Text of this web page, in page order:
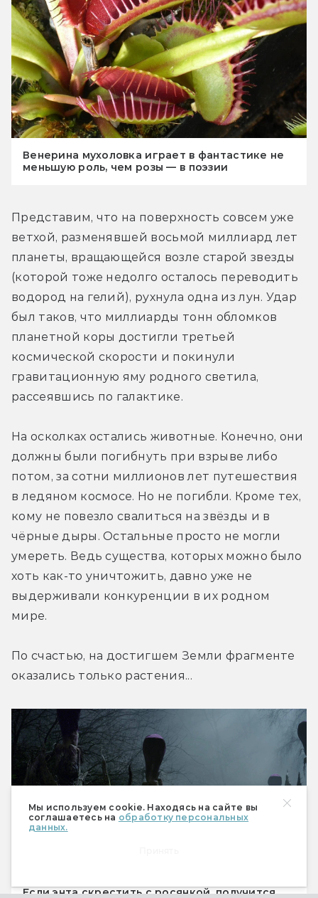
Мы используем cookie. Находясь на сайте вы
соглашаетесь на обработку персональных
данных.
Венерина мухоловка играет в фантастике не
меньшую роль, чем розы — в поэзии
Представим, что на поверхность совсем уже
ветхой, разменявшей восьмой миллиард лет
планеты, вращающейся возле старой звезды
(которой тоже недолго осталось переводить
водород на гелий), рухнула одна из лун. Удар
был таков, что миллиарды тонн обломков
планетной коры достигли третьей
космической скорости и покинули
гравитационную яму родного светила,
рассеявшись по галактике.
На осколках остались животные. Конечно, они
должны были погибнуть при взрыве либо
потом, за сотни миллионов лет путешествия
в ледяном космосе. Но не погибли. Кроме тех,
кому не повезло свалиться на звёзды и в
чёрные дыры. Остальные просто не могли
умереть. Ведь существа, которых можно было
хоть как-то уничтожить, давно уже не
выдерживали конкуренции в их родном
мире.
По счастью, на достигшем Земли фрагменте
оказались только растения...
Если энта скрестить с росянкой, получится